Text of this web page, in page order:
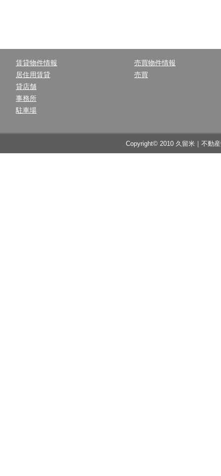
賃貸物件情報
居住用賃貸
貸店舗
事務所
駐車場
売買物件情報
売買
Copyright© 2010 久留米｜不動